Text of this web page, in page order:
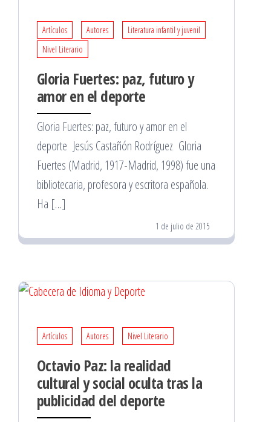
Artículos Autores
Literatura infantil y juvenil
Nivel Literario
Gloria Fuertes: paz, futuro y
amor en el deporte
Gloria Fuertes: paz, futuro y amor en el
deporte Jesús Castañón Rodríguez Gloria
Fuertes (Madrid, 1917-Madrid, 1998) fue una
bibliotecaria, profesora y escritora española.
Ha […]
1 de julio de 2015
Artículos Autores Nivel Literario
Octavio Paz: la realidad
cultural y social oculta tras la
publicidad del deporte